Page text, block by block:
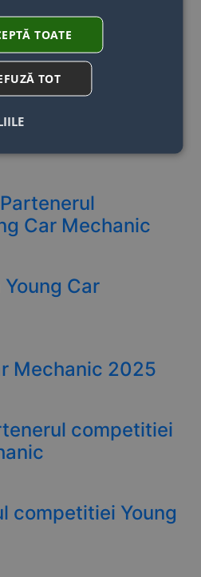
ÎNSCRIERI YOUNG
2026!
competitiei
Car Mechanic
Car
Mechanic 2025
competitiei
competitiei Young
TOATE
TOT